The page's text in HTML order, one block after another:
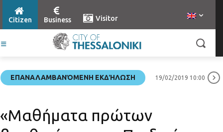
Citizen Business Visitor
ΕΠΑΝΑΛΑΜΒΑΝΌΜΕΝΗ ΕΚΔΉΛΩΣΗ 19/02/2019 10:00
«Μαθήματα πρώτων